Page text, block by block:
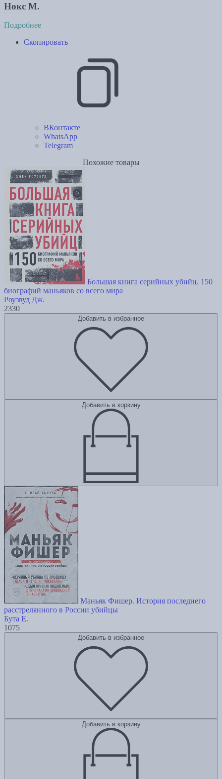
Нокс М.
Подробнее
Скопировать
ВКонтакте
WhatsApp
Telegram
Похожие товары
Большая книга серийных убийц. 150
биографий маньяков со всего мира
Роузвуд Дж.
2330
Добавить в избранное
Добавить в корзину
Маньяк Фишер. История последнего
расстрелянного в России убийцы
Бута Е.
1075
Добавить в избранное
Добавить в корзину